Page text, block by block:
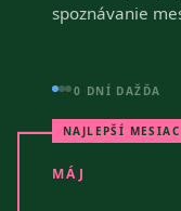
spoznávanie
0 DNÍ DAŽĎA
NAJLEPŠÍ MESIAC
MÁJ